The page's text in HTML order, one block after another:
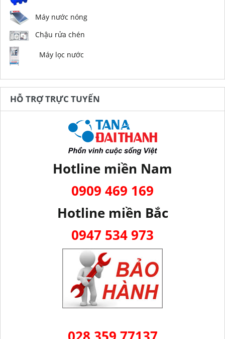
Máy nước nóng
Chậu rửa chén
Máy lọc nước
HỖ TRỢ TRỰC TUYẾN
Hotline miền Nam
0909 469 169
Hotline miền Bắc
0947 534 973